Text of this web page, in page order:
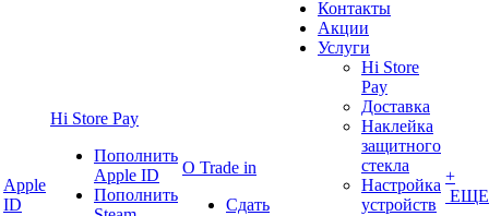
Apple
ID
Hi Store Pay
Пополнить
Apple ID
Пополнить
О Trade in
Сдать
Контакты
Акции
Услуги
Hi Store
Pay
Доставка
Наклейка
защитного
стекла
Настройка
устройств
+
ЕЩЕ